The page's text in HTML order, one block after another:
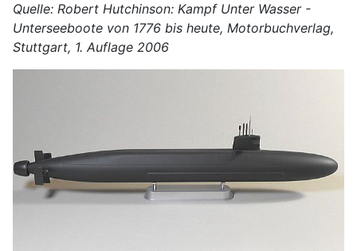
Quelle: Robert Hutchinson: Kampf Unter Wasser -
Unterseeboote von 1776 bis heute, Motorbuchverlag,
Stuttgart, 1. Auflage 2006